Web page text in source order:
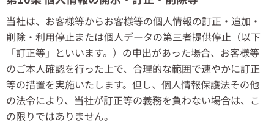
当社は、お客様等からお客様等の個人情報の訂正・追加・
削除・利用停止または個人データの第三者提供停止（以下
「訂正等」といいます。）の申出があった場合、お客様等
のご本人確認を行った上で、合理的な範囲で速やかに訂正
等の措置を実施いたします。但し、個人情報保護法その他
の法令により、当社が訂正等の義務を負わない場合は、こ
の限りではありません。